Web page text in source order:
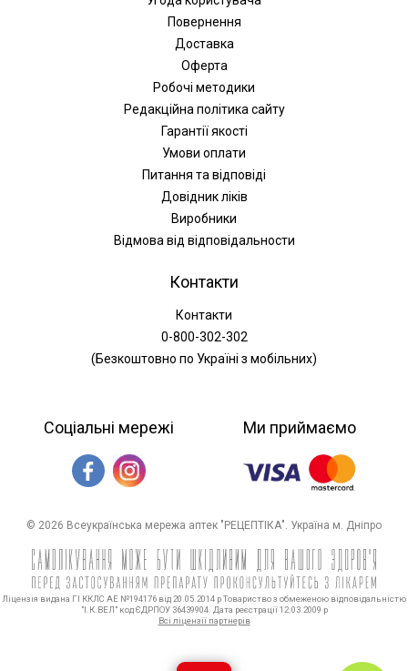
Повернення
Доставка
Оферта
Робочі методики
Редакційна політика сайту
Гарантії якості
Умови оплати
Питання та відповіді
Довідник ліків
Виробники
Відмова від відповідальности
Контакти
Контакти
0-800-302-302
(Безкоштовно по Україні з мобільних)
Соціальні мережі Ми приймаємо
© 2026 Всеукраїнська мережа аптек "РЕЦЕПТІКА". Україна м. Дніпро
Ліцензія видана ГІ ККЛС АЕ №194176 від 20.05.2014 р Товариство з обмеженою відповідальністю
"І.К.ВЕЛ" код ЄДРПОУ 36439904. Дата реєстрації 12.03.2009 р
Всі ліцензії партнерів